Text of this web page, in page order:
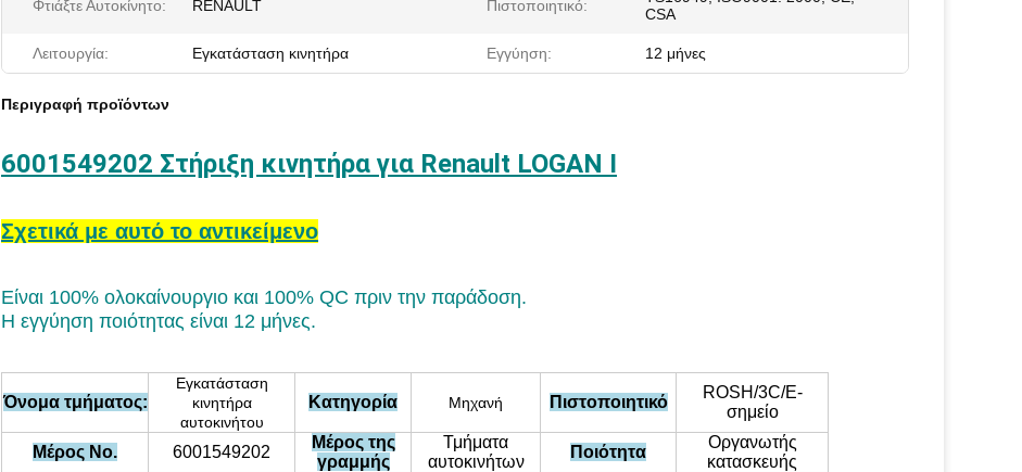
Φτιάξτε Αυτοκίνητο: RENAULT Πιστοποιητικό:
CSA
Λειτουργία: Εγκατάσταση κινητήρα Εγγύηση: 12 μήνες
Περιγραφή προϊόντων
6001549202 Στήριξη κινητήρα για Renault LOGAN I
Σχετικά με αυτό το αντικείμενο
Είναι 100% ολοκαίνουργιο και 100% QC πριν την παράδοση.
Η εγγύηση ποιότητας είναι 12 μήνες.
Όνομα τμήματος:
Εγκατάσταση
κινητήρα
αυτοκινήτου
Κατηγορία Μηχανή Πιστοποιητικό
ROSH/3C/Ε-
σημείο
Μέρος Νο. 6001549202
Μέρος της
γραμμής
Τμήματα
αυτοκινήτων
Ποιότητα
Οργανωτής
κατασκευής